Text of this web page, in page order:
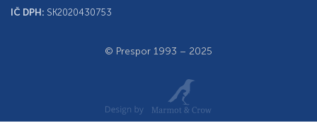
IČ DPH: SK2020430753
© Prespor 1993 – 2025